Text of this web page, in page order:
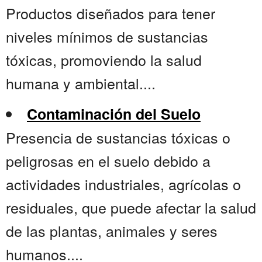
Productos diseñados para tener
niveles mínimos de sustancias
tóxicas, promoviendo la salud
humana y ambiental....
Contaminación del Suelo
Presencia de sustancias tóxicas o
peligrosas en el suelo debido a
actividades industriales, agrícolas o
residuales, que puede afectar la salud
de las plantas, animales y seres
humanos....